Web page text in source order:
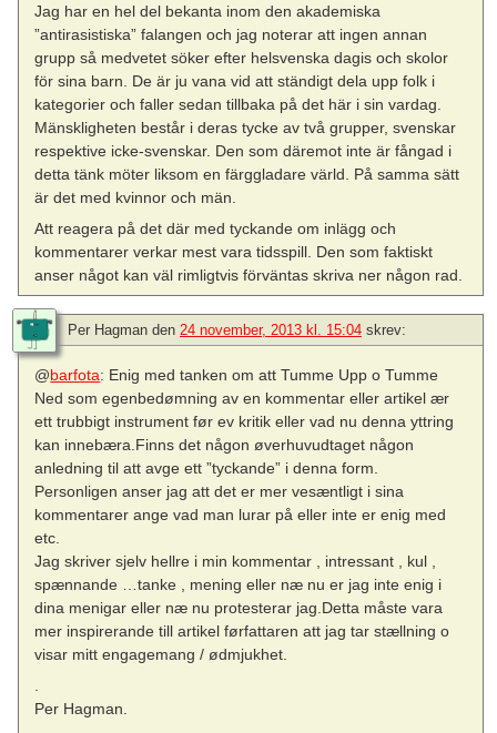
Jag har en hel del bekanta inom den akademiska
”antirasistiska” falangen och jag noterar att ingen annan
grupp så medvetet söker efter helsvenska dagis och skolor
för sina barn. De är ju vana vid att ständigt dela upp folk i
kategorier och faller sedan tillbaka på det här i sin vardag.
Mänskligheten består i deras tycke av två grupper, svenskar
respektive icke-svenskar. Den som däremot inte är fångad i
detta tänk möter liksom en färggladare värld. På samma sätt
är det med kvinnor och män.
Att reagera på det där med tyckande om inlägg och
kommentarer verkar mest vara tidsspill. Den som faktiskt
anser något kan väl rimligtvis förväntas skriva ner någon rad.
Per Hagman den 24 november, 2013 kl. 15:04 skrev:
@barfota: Enig med tanken om att Tumme Upp o Tumme
Ned som egenbedømning av en kommentar eller artikel ær
ett trubbigt instrument før ev kritik eller vad nu denna yttring
kan innebæra.Finns det någon øverhuvudtaget någon
anledning til att avge ett ”tyckande” i denna form.
Personligen anser jag att det er mer vesæntligt i sina
kommentarer ange vad man lurar på eller inte er enig med
etc.
Jag skriver sjelv hellre i min kommentar , intressant , kul ,
spænnande …tanke , mening eller næ nu er jag inte enig i
dina menigar eller næ nu protesterar jag.Detta måste vara
mer inspirerande till artikel førfattaren att jag tar stællning o
visar mitt engagemang / ødmjukhet.
Per Hagman.